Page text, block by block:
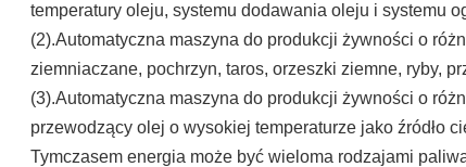
temperatury oleju, systemu dodawania oleju i systemu
(2).Automatyczna maszyna do produkcji żywności o
ziemniaczane, pochrzyn, taros, orzeszki ziemne, ryby,
(3).Automatyczna maszyna do produkcji żywności o
przewodzący olej o wysokiej temperaturze jako źródło
Tymczasem energia może być wieloma rodzajami